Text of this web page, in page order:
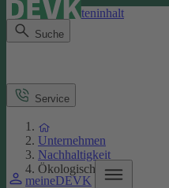
Direkt zum Seiteninhalt
Suche
meineDEVK
Service
Unternehmen
Nachhaltigkeit
Ökologisches